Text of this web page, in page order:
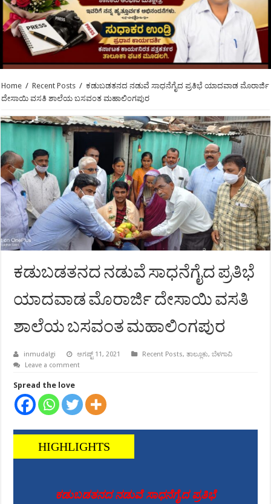
Home / Recent Posts / ಕಡುಬಡತನದ ನಡುವೆ ಸಾಧನೆಗೈದ ಪ್ರತಿಭೆ ಯಾದವಾಡ ಮೊರಾರ್ಜಿ
ದೇಸಾಯಿ ವಸತಿ ಶಾಲೆಯ ಬಸವಂತ ಮಹಾಲಿಂಗಪುರ
ಕಡುಬಡತನದ ನಡುವೆ ಸಾಧನೆಗೈದ ಪ್ರತಿಭೆ
ಯಾದವಾಡ ಮೊರಾರ್ಜಿ ದೇಸಾಯಿ ವಸತಿ
ಶಾಲೆಯ ಬಸವಂತ ಮಹಾಲಿಂಗಪುರ
inmudalgi ಆಗಷ್ಟ್ 11, 2021 Recent Posts,ತಾಲ್ಲೂಕು,ಬೆಳಗಾವಿ
Leave a comment
Spread the love
ಕಡುಬಡತನದ ನಡುವೆ ಸಾಧನೆಗೈದ ಪ್ರತಿಭೆ